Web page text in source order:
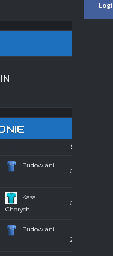
SEASON
Budowlani
Orlik 2013
Kasa
Chorych
Orlik 2013
Budowlani
2012/2013